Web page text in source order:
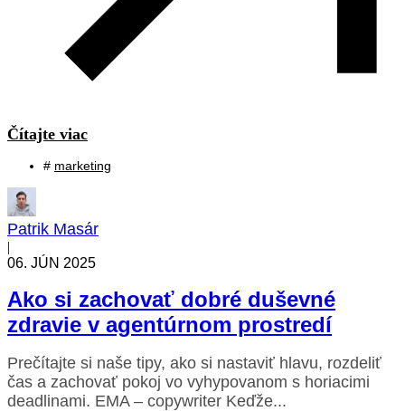
Čítajte viac
# marketing
Patrik Masár
|
06. JÚN 2025
Ako si zachovať dobré duševné
zdravie v agentúrnom prostredí
Prečítajte si naše tipy, ako si nastaviť hlavu, rozdeliť
čas a zachovať pokoj vo vyhypovanom s horiacimi
deadlinami. EMA – copywriter Keďže...